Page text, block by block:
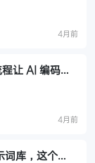
4月前
让 AI 编码代
4月前
库，这个